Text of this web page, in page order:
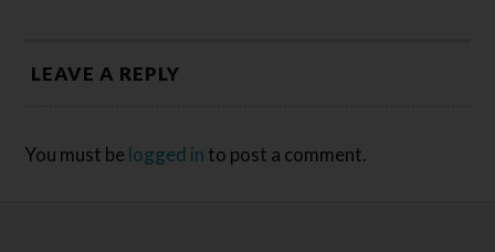
LEAVE A REPLY
You must be logged in to post a comment.